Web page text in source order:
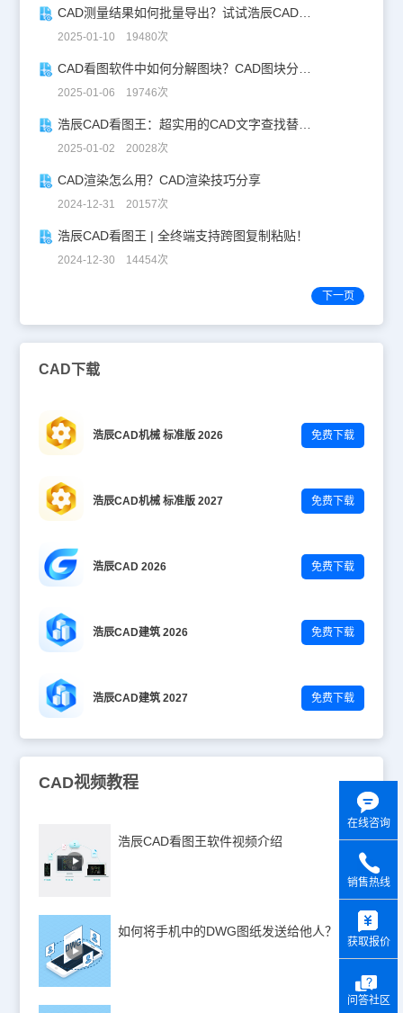
CAD测量结果如何批量导出？试试浩辰CAD看图王！
2025-01-10 19480次
CAD看图软件中如何分解图块？CAD图块分解详解！
2025-01-06 19746次
浩辰CAD看图王：超实用的CAD文字查找替换技巧分享！
2025-01-02 20028次
CAD渲染怎么用？CAD渲染技巧分享
2024-12-31 20157次
浩辰CAD看图王 | 全终端支持跨图复制粘贴！
2024-12-30 14454次
下一页
CAD下载
浩辰CAD机械 标准版 2026 免费下载
浩辰CAD机械 标准版 2027 免费下载
浩辰CAD 2026 免费下载
浩辰CAD建筑 2026 免费下载
浩辰CAD建筑 2027 免费下载
CAD视频教程
浩辰CAD看图王软件视频介绍
如何将手机中的DWG图纸发送给他人？
在线咨询
销售热线
获取报价
问答社区